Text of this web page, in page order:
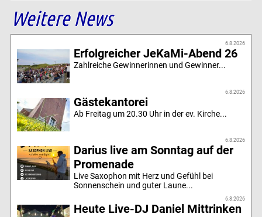
Weitere News
6.8.2026
Erfolgreicher JeKaMi-Abend 26
Zahlreiche Gewinnerinnen und Gewinner...
6.8.2026
Gästekantorei
Ab Freitag um 20.30 Uhr in der ev. Kirche...
6.8.2026
Darius live am Sonntag auf der
Promenade
Live Saxophon mit Herz und Gefühl bei
Sonnenschein und guter Laune...
6.8.2026
Heute Live-DJ Daniel Mittrinken